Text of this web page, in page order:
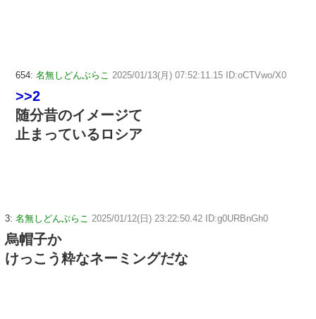
654: 名無しどんぶらこ 2025/01/13(月) 07:52:11.15 ID:oCTVwo/X0
>>2
随分昔のイメージて
止まっているロシア
3: 名無しどんぶらこ 2025/01/12(日) 23:22:50.42 ID:g0URBnGh0
烏帽子か
けっこう粋なネーミングだな